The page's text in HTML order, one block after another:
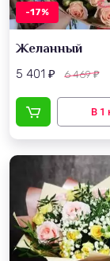
-17%
Желанный
5 401 ₽ 6 469₽